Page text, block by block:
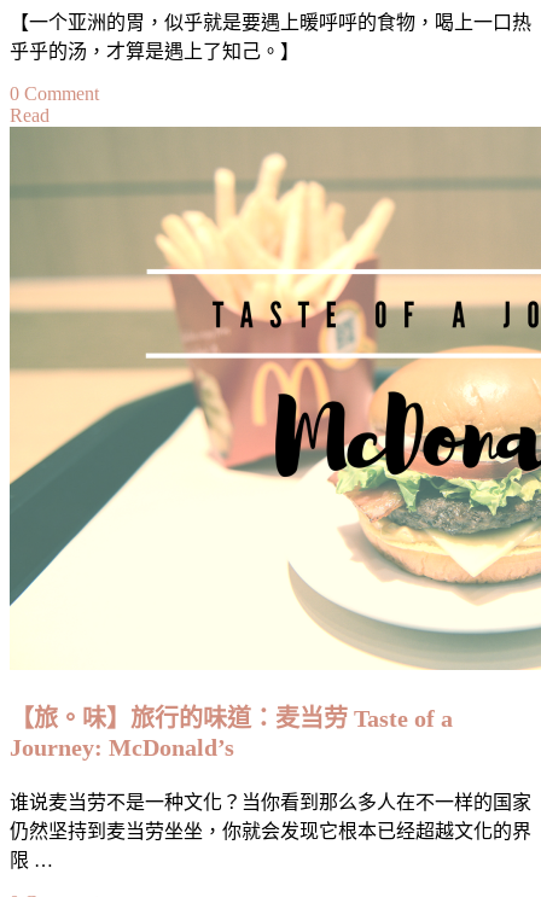
【一个亚洲的胃，似乎就是要遇上暖呼呼的食物，喝上一口热
乎乎的汤，才算是遇上了知己。】
0 Commenton
Taste
a
Journey:
Hotpot
Read
【旅。味】旅行的味道：麦当劳 Taste of a
Journey: McDonald’s
谁说麦当劳不是一种文化？当你看到那么多人在不一样的国家
仍然坚持到麦当劳坐坐，你就会发现它根本已经超越文化的界
限 …